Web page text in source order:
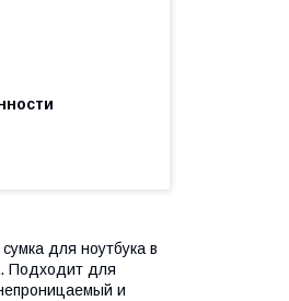
для ноутбука в
Подходит для
и